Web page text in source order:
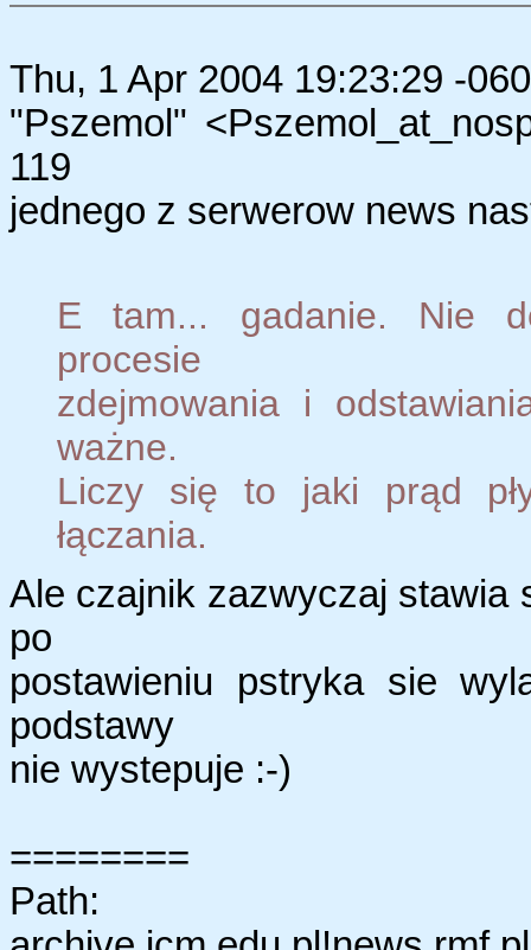
Thu, 1 Apr 2004 19:23:29 -
"Pszemol"
119
jednego z serwerow news
E tam... gadanie. Nie
procesie
zdejmowania i
ważne.
Liczy się to jaki prąd
łączania.
Ale czajnik zazwyczaj stawia
po
postawieniu pstryka sie
podstawy
nie wystepuje :-)
========